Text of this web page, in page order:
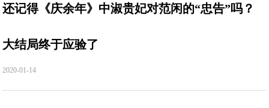
还记得《庆余年》中淑贵妃对范闲的“忠告”吗？
大结局终于应验了
2020-01-14